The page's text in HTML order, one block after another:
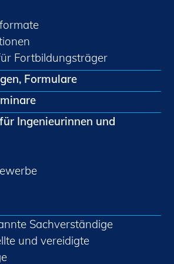
Fortbildungsträger
Formulare
Ingenieurinnen und
Sachverständige
und vereidigte